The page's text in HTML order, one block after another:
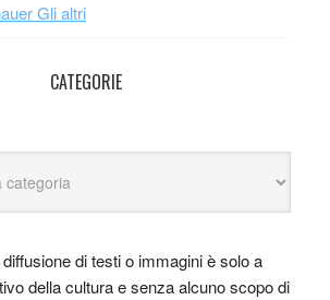
Gli altri
CATEGORIE
di testi o immagini è solo a
della cultura e senza alcuno scopo di